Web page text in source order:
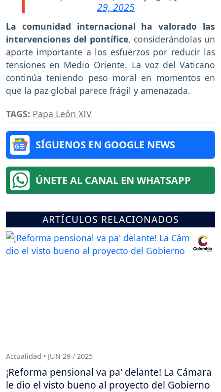
29, 2025
La comunidad internacional ha valorado las
intervenciones del pontífice, considerándolas un
aporte importante a los esfuerzos por reducir las
tensiones en Medio Oriente. La voz del Vaticano
continúa teniendo peso moral en momentos en
que la paz global parece frágil y amenazada.
TAGS: Papa León XIV
SÍGUENOS EN GOOGLE NEWS
ÚNETE AL CANAL EN WHATSAPP
ARTÍCULOS RELACIONADOS
Actualidad • JUN 29 / 2025
¡Reforma pensional va pa' delante! La Cámara
le dio el visto bueno al proyecto del Gobierno